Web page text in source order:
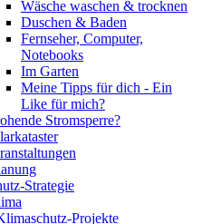
Wäsche waschen & trocknen
Duschen & Baden
Fernseher, Computer,
Notebooks
Im Garten
Meine Tipps für dich - Ein
Like für mich?
Stromsperre?
Strategie
Projekte